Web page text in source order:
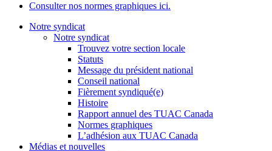
Consulter nos normes graphiques ici.
Notre syndicat
Notre syndicat
Trouvez votre section locale
Statuts
Message du président national
Conseil national
Fièrement syndiqué(e)
Histoire
Rapport annuel des TUAC Canada
Normes graphiques
L’adhésion aux TUAC Canada
Médias et nouvelles